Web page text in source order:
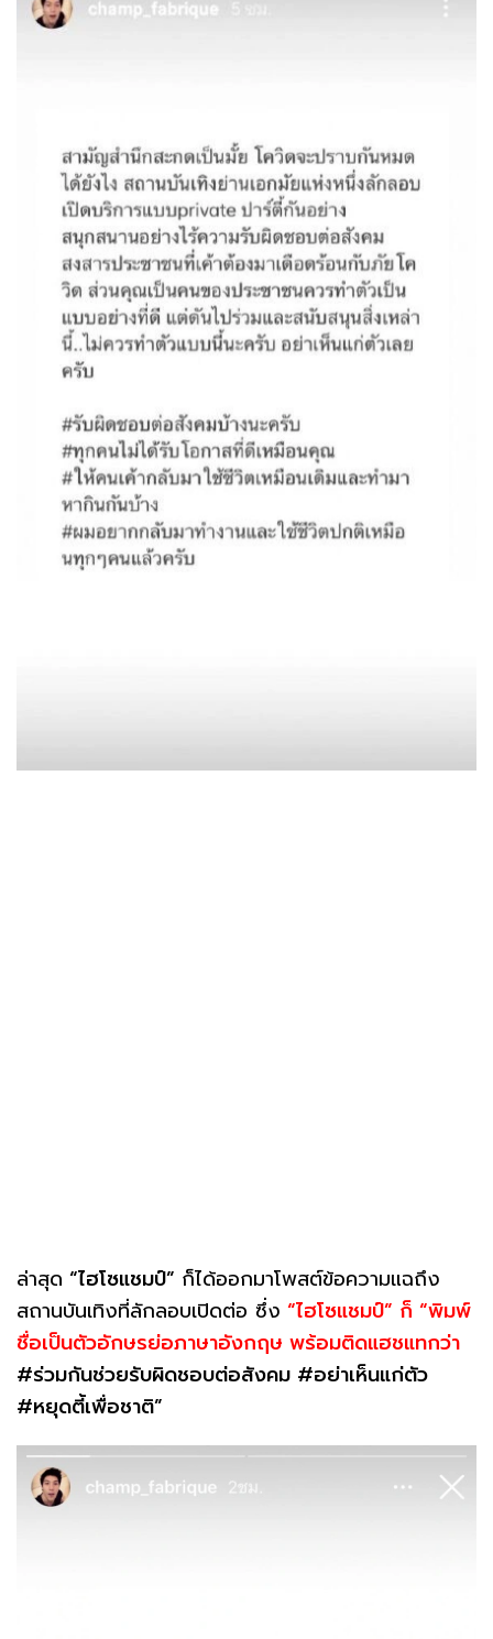
ล่าสุด “ไฮโซแชมป์” ก็ได้ออกมาโพสต์ข้อความแฉถึง
สถานบันเทิงที่ลักลอบเปิดต่อ ซึ่ง “ไฮโซแชมป์” ก็ “พิมพ์
ชื่อเป็นตัวอักษรย่อภาษาอังกฤษ พร้อมติดแฮชแทกว่า
#ร่วมกันช่วยรับผิดชอบต่อสังคม #อย่าเห็นแก่ตัว
#หยุดตี้เพื่อชาติ”